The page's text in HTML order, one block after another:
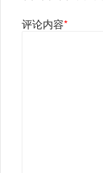
评论内容*